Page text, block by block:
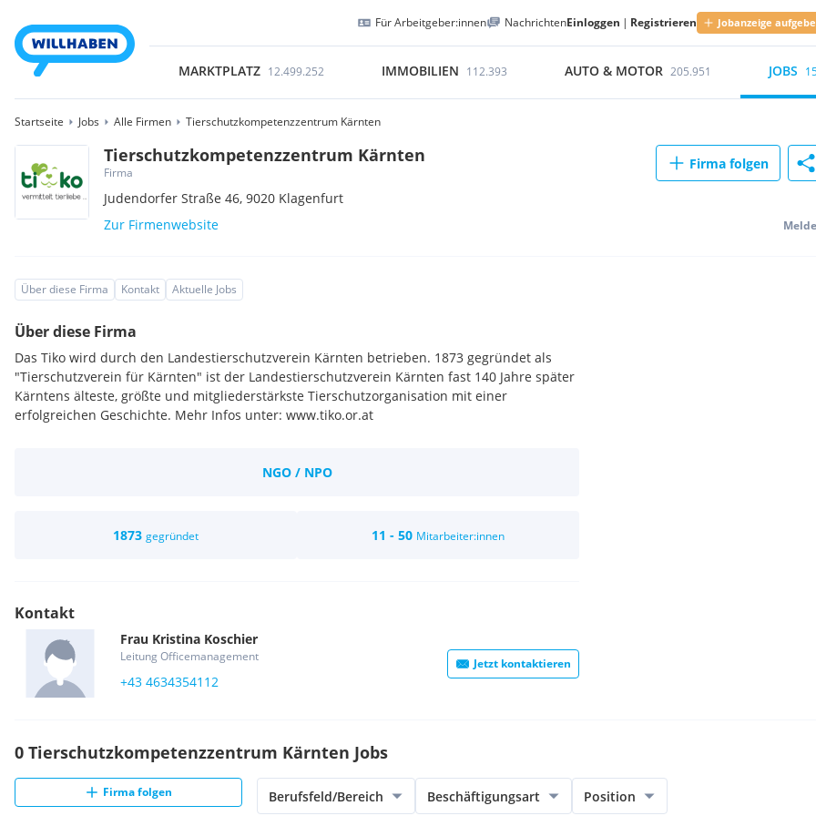
Für Arbeitgeber:innen NachrichtenEinloggen | Registrieren Jobanzeige
MARKTPLATZ 12.499.252 IMMOBILIEN 112.393 AUTO & MOTOR 205.951 JOBS
Startseite Jobs Alle Firmen Tierschutzkompetenzzentrum Kärnten
Tierschutzkompetenzzentrum Kärnten
Firma
Judendorfer Straße 46,9020 Klagenfurt
Zur Firmenwebsite
Firma folgen
Über diese Firma Kontakt Aktuelle Jobs
Über diese Firma
Das Tiko wird durch den Landestierschutzverein Kärnten betrieben. 1873 gegründet als
"Tierschutzverein für Kärnten" ist der Landestierschutzverein Kärnten fast 140 Jahre später
Kärntens älteste, größte und mitgliederstärkste Tierschutzorganisation mit einer
erfolgreichen Geschichte. Mehr Infos unter: www.tiko.or.at
NGO / NPO
1873 gegründet 11 - 50 Mitarbeiter:innen
Kontakt
Frau Kristina Koschier
Leitung Officemanagement
+43 4634354112
Jetzt kontaktieren
0 Tierschutzkompetenzzentrum Kärnten Jobs
Firma folgen Berufsfeld/Bereich Beschäftigungsart Position